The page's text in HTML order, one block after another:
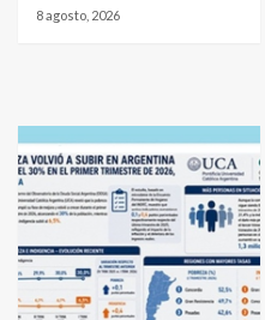
8 agosto, 2026